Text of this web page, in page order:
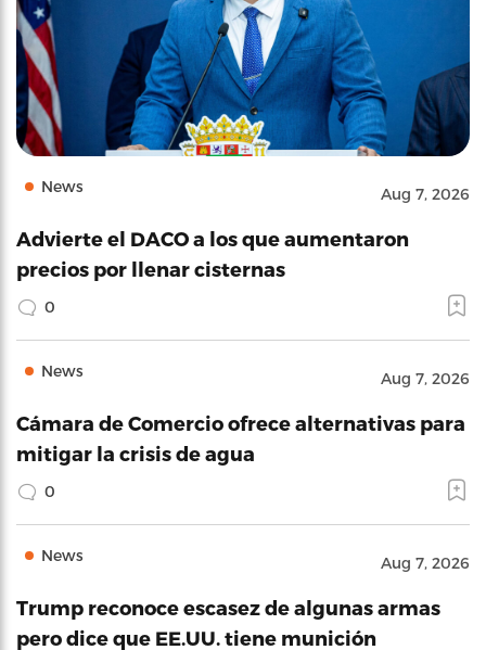
News Aug 7, 2026
Advierte el DACO a los que aumentaron
precios por llenar cisternas
0
News Aug 7, 2026
Cámara de Comercio ofrece alternativas para
mitigar la crisis de agua
0
News Aug 7, 2026
Trump reconoce escasez de algunas armas
pero dice que EE.UU. tiene munición